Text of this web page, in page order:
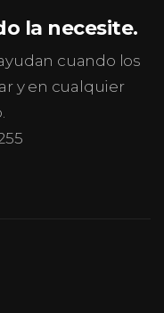
la necesite.
cuando los
y en cualquier